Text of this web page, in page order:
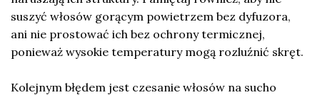
suszyć włosów gorącym powietrzem bez dyfuzora,
ani nie prostować ich bez ochrony termicznej,
ponieważ wysokie temperatury mogą rozluźnić skręt.
Kolejnym błędem jest czesanie włosów na sucho